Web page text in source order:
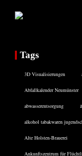
Tags
3D Visualisierungen
Abfallkalender Neumünster
abwasserentsorgung
alkohol tabakwaren
Alte Holsten-Brauerei
Ankunftszentrum für